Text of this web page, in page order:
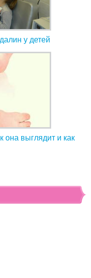
у детей
она выглядит и как